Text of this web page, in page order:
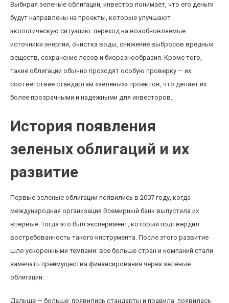
Выбирая зеленые облигации, инвестор понимает, что его деньги
будут направлены на проекты, которые улучшают
экологическую ситуацию: переход на возобновляемые
источники энергии, очистка воды, снижение выбросов вредных
веществ, сохранение лесов и биоразнообразия. Кроме того,
такие облигации обычно проходят особую проверку — их
соответствие стандартам «зеленых» проектов, что делает их
более прозрачными и надежными для инвесторов.
История появления
зеленых облигаций и их
развитие
Первые зеленые облигации появились в 2007 году, когда
международная организация Всемирный банк выпустила их
впервые. Тогда это был эксперимент, который подтвердил
востребованность такого инструмента. После этого развитие
шло ускоренными темпами: все больше стран и компаний стали
замечать преимущества финансирования через зеленые
облигации.
Дальше — больше: появились стандарты и правила, появилась